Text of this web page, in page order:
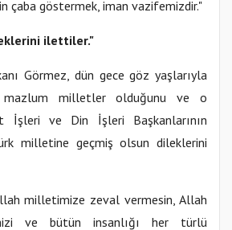
çaba göstermek, iman vazifemizdir."
ilettiler."
Görmez, dün gece göz yaşlarıyla
mazlum milletler olduğunu ve o
İşleri ve Din İşleri Başkanlarının
milletine geçmiş olsun dileklerini
milletimize zeval vermesin, Allah
ve bütün insanlığı her türlü